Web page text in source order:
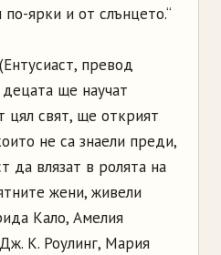
ярки и от слънцето.“
превод
ще научат
цял свят, ще открият
не са знаели преди,
да влязат в ролята на
жени, живели
Кало, Амелия
К. Роулинг, Мария